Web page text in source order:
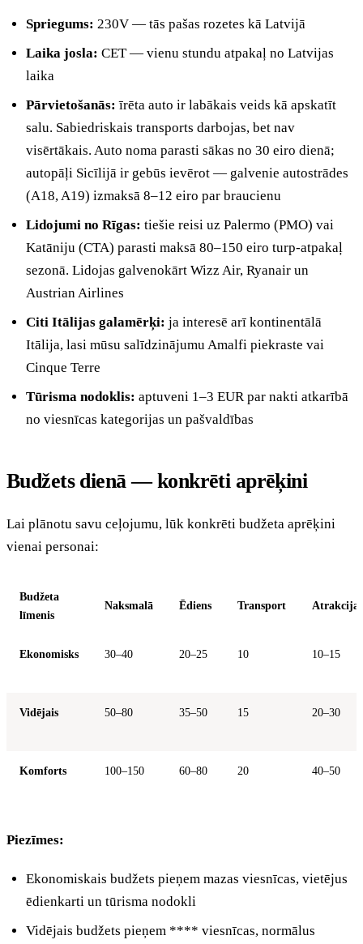
Spriegums: 230V — tās pašas rozetes kā Latvijā
Laika josla: CET — vienu stundu atpakaļ no Latvijas
laika
Pārvietošanās: īrēta auto ir labākais veids kā apskatīt
salu. Sabiedriskais transports darbojas, bet nav
visērtākais. Auto noma parasti sākas no 30 eiro dienā;
autopāļi Sicīlijā ir gebūs ievērot — galvenie autostrādes
(A18, A19) izmaksā 8–12 eiro par braucienu
Lidojumi no Rīgas: tiešie reisi uz Palermo (PMO) vai
Katāniju (CTA) parasti maksā 80–150 eiro turp-atpakaļ
sezonā. Lidojas galvenokārt Wizz Air, Ryanair un
Austrian Airlines
Citi Itālijas galamērķi: ja interesē arī kontinentālā
Itālija, lasi mūsu salīdzinājumu Amalfi piekraste vai
Cinque Terre
Tūrisma nodoklis: aptuveni 1–3 EUR par nakti atkarībā
no viesnīcas kategorijas un pašvaldības
Budžets dienā — konkrēti aprēķini
Lai plānotu savu ceļojumu, lūk konkrēti budžeta aprēķini
vienai personai:
Budžeta
līmenis
Naksmalā Ēdiens Transport Atrakcijas
Ekonomisks 30–40 20–25 10 10–15
Vidējais 50–80 35–50 15 20–30
Komforts 100–150 60–80 20 40–50
Piezīmes:
Ekonomiskais budžets pieņem mazas viesnīcas, vietējus
ēdienkarti un tūrisma nodokli
Vidējais budžets pieņem **** viesnīcas, normālus